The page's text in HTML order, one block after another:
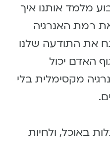
מלמד אותנו איך
רמת האנרגיה
את התודעה שלנו
האדם יכול
מקסימלית בלי
באוכל, ולחיות